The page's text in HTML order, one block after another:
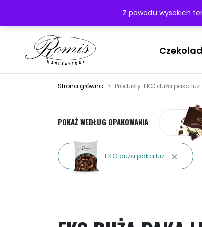
Darmowa
Strona główna Produkty: EKO duża paka luz
POKAŻ WEDŁUG OPAKOWANIA
EKO duża paka luz
Z powodu wysokich